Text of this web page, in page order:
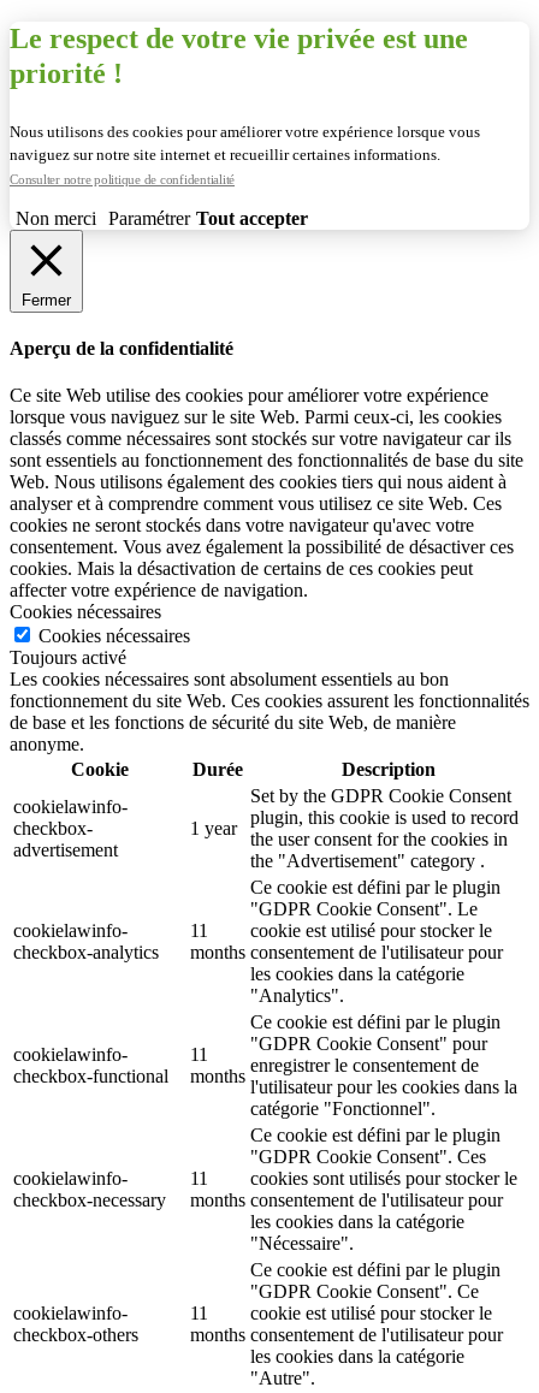
Le respect de votre vie privée est une
priorité !
Nous utilisons des cookies pour améliorer votre expérience lorsque vous
naviguez sur notre site internet et recueillir certaines informations.
Consulter notre politique de confidentialité
Non merci Paramétrer Tout accepter
Fermer
Aperçu de la confidentialité
Ce site Web utilise des cookies pour améliorer votre expérience
lorsque vous naviguez sur le site Web. Parmi ceux-ci, les cookies
classés comme nécessaires sont stockés sur votre navigateur car ils
sont essentiels au fonctionnement des fonctionnalités de base du site
Web. Nous utilisons également des cookies tiers qui nous aident à
analyser et à comprendre comment vous utilisez ce site Web. Ces
cookies ne seront stockés dans votre navigateur qu'avec votre
consentement. Vous avez également la possibilité de désactiver ces
cookies. Mais la désactivation de certains de ces cookies peut
affecter votre expérience de navigation.
Cookies nécessaires
Cookies nécessaires
Toujours activé
Les cookies nécessaires sont absolument essentiels au bon
fonctionnement du site Web. Ces cookies assurent les fonctionnalités
de base et les fonctions de sécurité du site Web, de manière
anonyme.
Cookie
Durée
Description
cookielawinfo-
checkbox-
advertisement
1 year
Set by the GDPR Cookie Consent
plugin, this cookie is used to record
the user consent for the cookies in
the "Advertisement" category .
cookielawinfo-
checkbox-analytics
11
months
Ce cookie est défini par le plugin
"GDPR Cookie Consent". Le
cookie est utilisé pour stocker le
consentement de l'utilisateur pour
les cookies dans la catégorie
"Analytics".
cookielawinfo-
checkbox-functional
11
months
Ce cookie est défini par le plugin
"GDPR Cookie Consent" pour
enregistrer le consentement de
l'utilisateur pour les cookies dans la
catégorie "Fonctionnel".
cookielawinfo-
checkbox-necessary
11
months
Ce cookie est défini par le plugin
"GDPR Cookie Consent". Ces
cookies sont utilisés pour stocker le
consentement de l'utilisateur pour
les cookies dans la catégorie
"Nécessaire".
cookielawinfo-
checkbox-others
11
months
Ce cookie est défini par le plugin
"GDPR Cookie Consent". Ce
cookie est utilisé pour stocker le
consentement de l'utilisateur pour
les cookies dans la catégorie
"Autre".